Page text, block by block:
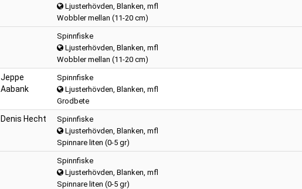
Ljusterhövden, Blanken, mfl
Wobbler mellan (11-20 cm)
Spinnfiske
Ljusterhövden, Blanken, mfl
Wobbler mellan (11-20 cm)
Jeppe
Aabank
Spinnfiske
Ljusterhövden, Blanken, mfl
Grodbete
Denis Hecht
Spinnfiske
Ljusterhövden, Blanken, mfl
Spinnare liten (0-5 gr)
Spinnfiske
Ljusterhövden, Blanken, mfl
Spinnare liten (0-5 gr)